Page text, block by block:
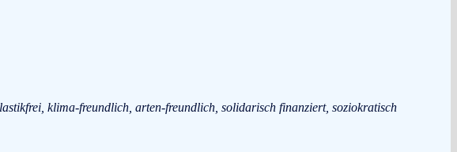
klima-freundlich, arten-freundlich, solidarisch finanziert, soziokratisch